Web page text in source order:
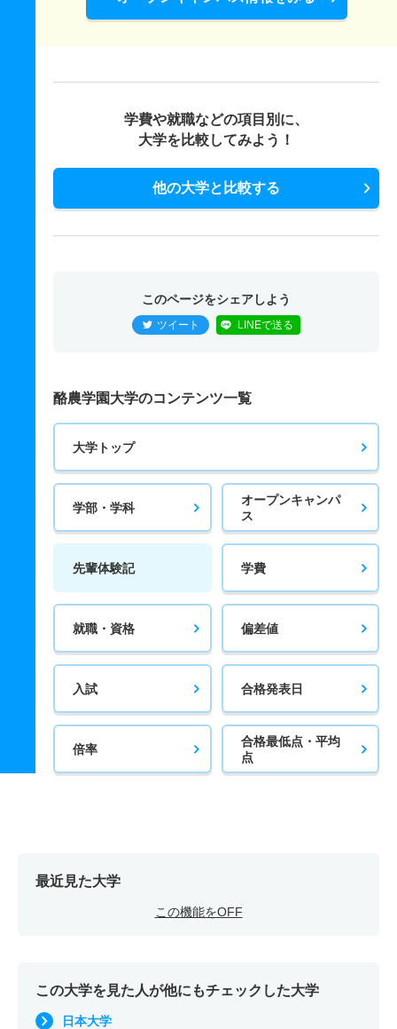
学費や就職などの項目別に、
大学を比較してみよう！
他の大学と比較する
このページをシェアしよう
ツイート LINEで送る
酪農学園大学のコンテンツ一覧
大学トップ
学部・学科
オープンキャンパ
ス
先輩体験記 学費
就職・資格 偏差値
入試 合格発表日
倍率
合格最低点・平均
点
最近見た大学
この機能をOFF
この大学を見た人が他にもチェックした大学
日本大学